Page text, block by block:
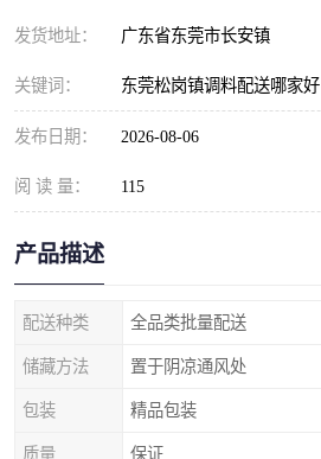
发货地址： 广东省东莞市长安镇
关键词： 东莞松岗镇调料配送哪家好
发布日期： 2026-08-06
阅 读 量： 115
产品描述
配送种类 全品类批量配送
储藏方法 置于阴凉通风处
包装 精品包装
质量 保证